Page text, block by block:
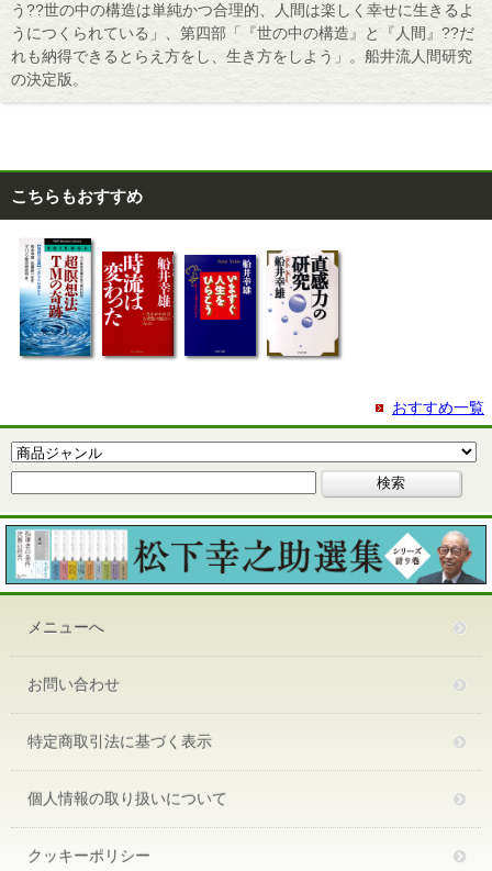
う??世の中の構造は単純かつ合理的、人間は楽しく幸せに生きるよ
うにつくられている」、第四部「『世の中の構造』と『人間』??だ
れも納得できるとらえ方をし、生き方をしよう」。船井流人間研究
の決定版。
こちらもおすすめ
おすすめ一覧
メニューへ
お問い合わせ
特定商取引法に基づく表示
個人情報の取り扱いについて
クッキーポリシー